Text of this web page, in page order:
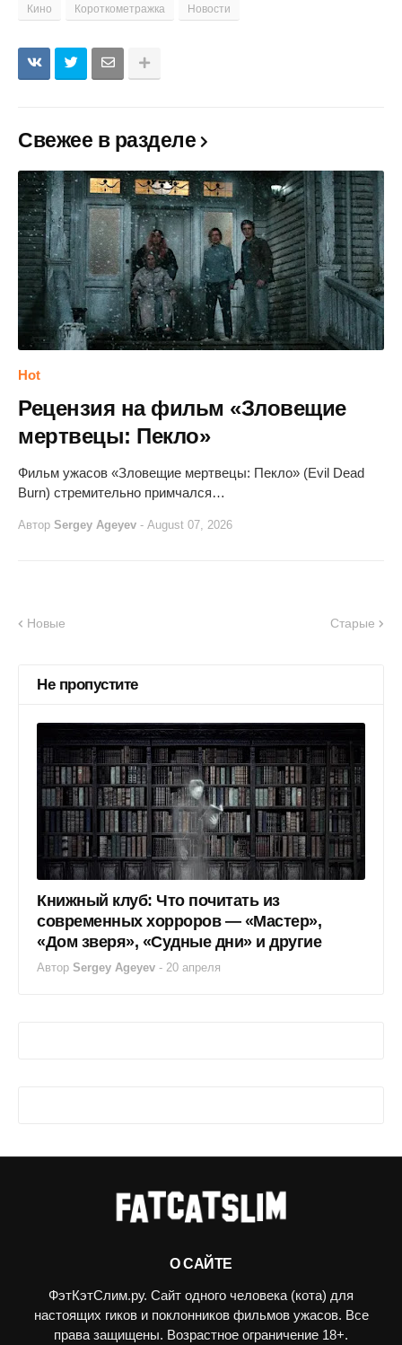
Кино Короткометражка Новости
Свежее в разделе
Hot
Рецензия на фильм «Зловещие
мертвецы: Пекло»
Фильм ужасов «Зловещие мертвецы: Пекло» (Evil Dead
Burn) стремительно примчался…
Автор Sergey Ageyev - August 07, 2026
Новые Старые
Не пропустите
Книжный клуб: Что почитать из
современных хорроров — «Мастер»,
«Дом зверя», «Судные дни» и другие
Автор Sergey Ageyev - 20 апреля
О САЙТЕ
ФэтКэтСлим.ру. Сайт одного человека (кота) для
настоящих гиков и поклонников фильмов ужасов. Все
права защищены. Возрастное ограничение 18+.